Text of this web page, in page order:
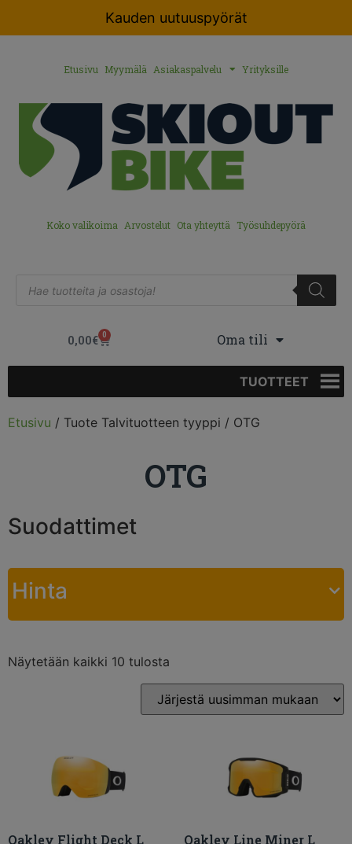
Kauden uutuuspyörät
Etusivu Myymälä Asiakaspalvelu Yrityksille
Koko valikoima Arvostelut Ota yhteyttä Työsuhdepyörä
0,00€ 0 Oma tili
TUOTTEET
Etusivu / Tuote Talvituotteen tyyppi / OTG
OTG
Suodattimet
Hinta
Näytetään kaikki 10 tulosta
Oakley Flight Deck L
Oakley Line Miner L